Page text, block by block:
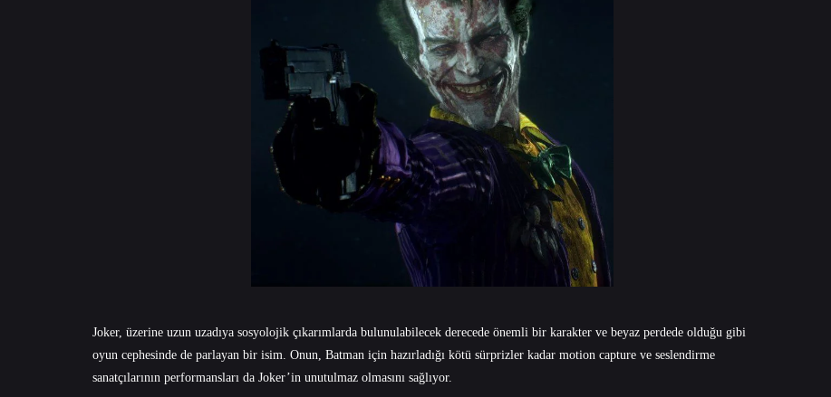
Joker, üzerine uzun uzadıya sosyolojik çıkarımlarda bulunulabilecek derecede önemli bir karakter ve beyaz perdede olduğu gibi
oyun cephesinde de parlayan bir isim. Onun, Batman için hazırladığı kötü sürprizler kadar motion capture ve seslendirme
sanatçılarının performansları da Joker’in unutulmaz olmasını sağlıyor.